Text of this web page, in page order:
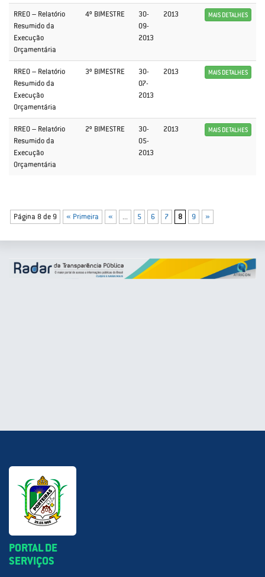
RREO – Relatório
Resumido da
Execução
Orçamentária
4º BIMESTRE
30-
09-
2013
2013 MAIS DETALHES
RREO – Relatório
Resumido da
Execução
Orçamentária
3º BIMESTRE
30-
07-
2013
2013 MAIS DETALHES
RREO – Relatório
Resumido da
Execução
Orçamentária
2º BIMESTRE
30-
05-
2013
2013 MAIS DETALHES
Página 8 de 9 « Primeira « ... 5 6 7 8 9 »
PORTAL DE
SERVIÇOS